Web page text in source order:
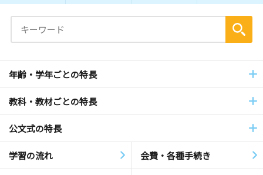
年齢・学年ごとの特長
教科・教材ごとの特長
公文式の特長
学習の流れ 会費・各種手続き